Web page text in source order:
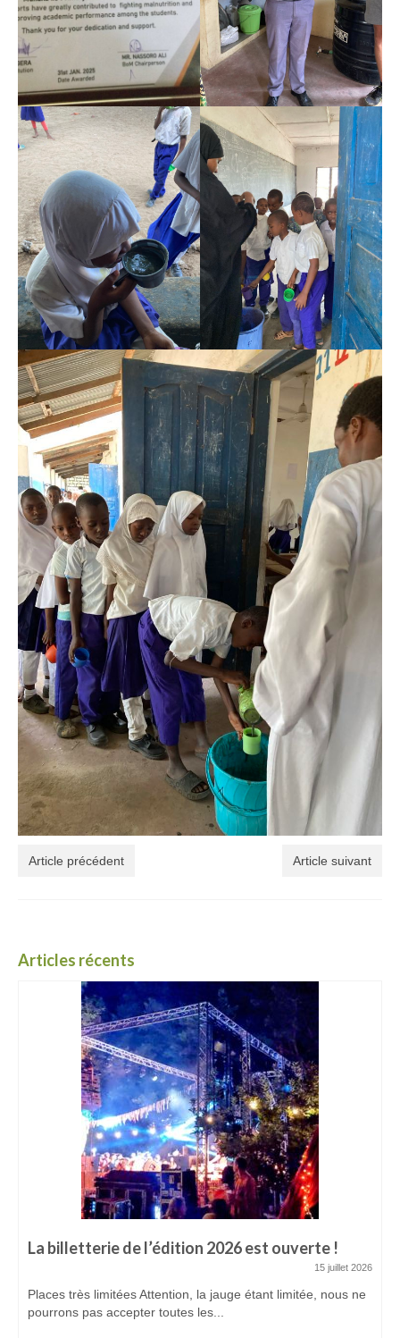
Article précédent Article suivant
Articles récents
La billetterie de l’édition 2026 est ouverte !
15 juillet 2026
Places très limitées Attention, la jauge étant limitée, nous ne
pourrons pas accepter toutes les...